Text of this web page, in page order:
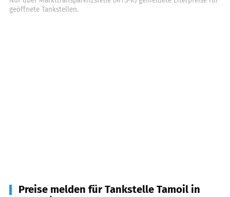
geöffnete Tankstellen.
Preise melden für Tankstelle Tamoil in